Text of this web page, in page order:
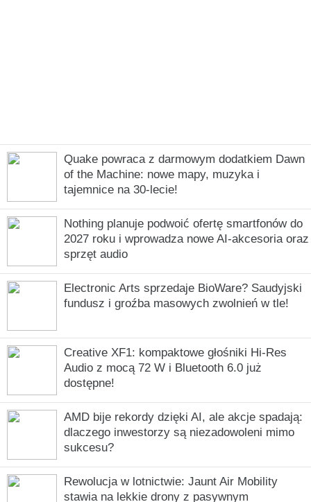
Quake powraca z darmowym dodatkiem Dawn
of the Machine: nowe mapy, muzyka i
tajemnice na 30-lecie!
Nothing planuje podwoić ofertę smartfonów do
2027 roku i wprowadza nowe AI-akcesoria oraz
sprzęt audio
Electronic Arts sprzedaje BioWare? Saudyjski
fundusz i groźba masowych zwolnień w tle!
Creative XF1: kompaktowe głośniki Hi-Res
Audio z mocą 72 W i Bluetooth 6.0 już
dostępne!
AMD bije rekordy dzięki AI, ale akcje spadają:
dlaczego inwestorzy są niezadowoleni mimo
sukcesu?
Rewolucja w lotnictwie: Jaunt Air Mobility
stawia na lekkie drony z pasywnym